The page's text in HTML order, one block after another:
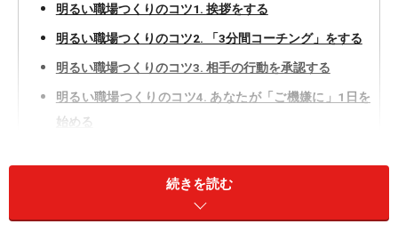
明るい職場つくりのコツ1. 挨拶をする
明るい職場つくりのコツ2. 「3分間コーチング」をする
明るい職場つくりのコツ3. 相手の行動を承認する
明るい職場つくりのコツ4. あなたが「ご機嫌に」1日を
始める
明るい職場つくりのコツ1. 挨拶をする
続きを読む